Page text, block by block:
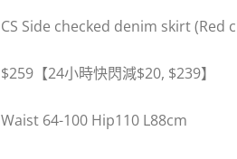
CS Side checked denim skirt (Red
$259 【24小時快閃減$20, $239】
Waist 64-100 Hip110 L88cm